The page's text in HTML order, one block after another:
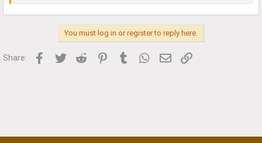
Xem thêm Ktv tại đây:
https://photos.google.com/share/AF1...?
Dàn KTV hôm nay tại Mr Spa:
Tươi tắn – duyên dáng – chuyên nghiệp.
Mỗi người mang một phong thái riêng, luôn biết cách khiến khách
cảm thấy
tự nhiên, dễ chịu và được chăm sóc trọn vẹn.
You must log in or register to reply here.
Share: Facebook
Twitter Reddit PinterestTumblr WhatsApp
Email